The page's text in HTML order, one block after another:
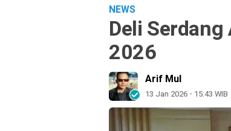
NEWS
Deli
2026
Arif Mul
13 Jan 2026 - 15:43 WIB